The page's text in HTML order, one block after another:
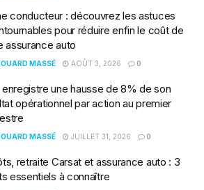
conducteur : découvrez les astuces
pour réduire enfin le coût de
assurance auto
MASSÉ AOÛT 3, 2026 0
enregistre une hausse de 8% de son
opérationnel par action au premier
MASSÉ JUILLET 31, 2026 0
retraite Carsat et assurance auto : 3
essentiels à connaître